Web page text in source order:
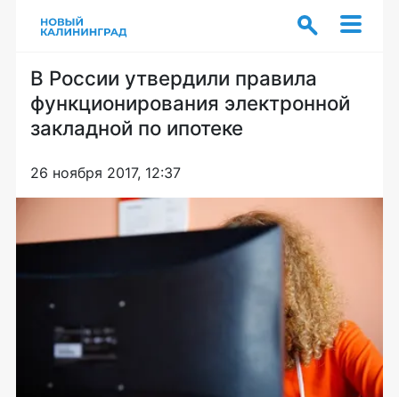
В России утвердили правила
функционирования электронной
закладной по ипотеке
26 ноября 2017, 12:37